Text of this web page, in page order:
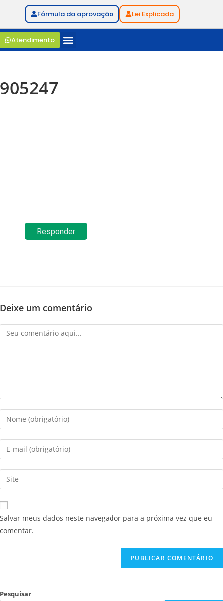
Fórmula da aprovação Lei Explicada
Atendimento
905247
Responder
Deixe um comentário
Salvar meus dados neste navegador para a próxima vez que eu
comentar.
Pesquisar